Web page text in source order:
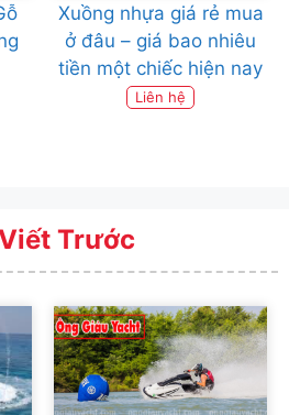
Xuồng nhựa giá rẻ mua
ở đâu – giá bao nhiêu
tiền một chiếc hiện nay
Liên hệ
Trước